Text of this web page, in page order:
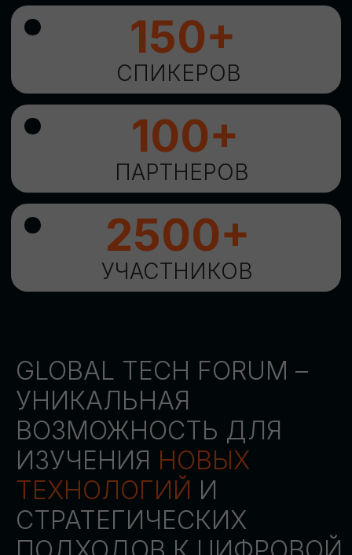
ИЗУЧЕНИЯНОВЫХ
ТЕХНОЛОГИЙИ
СТРАТЕГИЧЕСКИХ
ПОДХОДОВ К ЦИФРОВОЙ
ТРАНСФОРМАЦИИ
БИЗНЕСА
ОСТАВИТЬ
ЗАЯВКУ
АККРЕДИТАЦИЯ
СМИ
СКАЧАТЬ ПРОГРАММУ
СТАТЬ СПИКЕРОМ
Оставьте заявку, наши менеджеры
СТАТЬ УЧАСТНИКОМ